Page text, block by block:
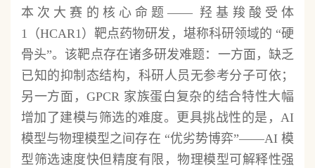
本次大赛的核心命题—— 羟基羧酸受体
1（HCAR1）靶点药物研发，堪称科研领域的 “硬
骨头”。该靶点存在诸多研发难题：一方面，缺乏
已知的抑制态结构，科研人员无参考分子可依；
另一方面，GPCR 家族蛋白复杂的结合特性大幅
增加了建模与筛选的难度。更具挑战性的是，AI
模型与物理模型之间存在 “优劣势博弈”——AI 模
型筛选速度快但精度有限，物理模型可解释性强